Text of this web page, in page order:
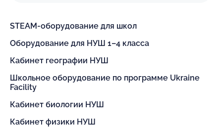
STEAM-оборудование для школ
Оборудование для НУШ 1–4 класса
Кабинет географии НУШ
Школьное оборудование по программе Ukraine
Facility
Кабинет биологии НУШ
Кабинет физики НУШ